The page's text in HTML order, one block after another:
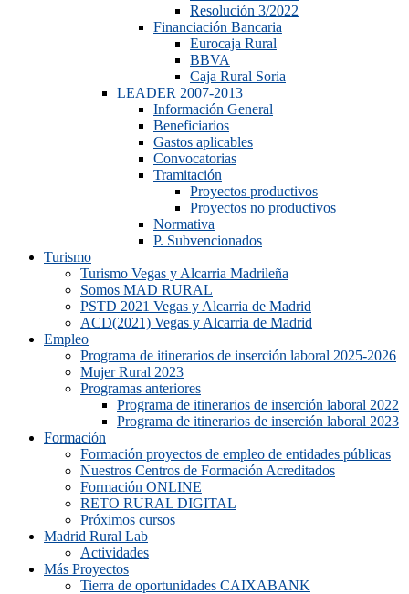
Resolución 3/2022
Financiación Bancaria
Eurocaja Rural
BBVA
Caja Rural Soria
LEADER 2007-2013
Información General
Beneficiarios
Gastos aplicables
Convocatorias
Tramitación
Proyectos productivos
Proyectos no productivos
Normativa
P. Subvencionados
Turismo
Turismo Vegas y Alcarria Madrileña
Somos MAD RURAL
PSTD 2021 Vegas y Alcarria de Madrid
ACD(2021) Vegas y Alcarria de Madrid
Empleo
Programa de itinerarios de inserción laboral 2025-2026
Mujer Rural 2023
Programas anteriores
Programa de itinerarios de inserción laboral 2022
Programa de itinerarios de inserción laboral 2023
Formación
Formación proyectos de empleo de entidades públicas
Nuestros Centros de Formación Acreditados
Formación ONLINE
RETO RURAL DIGITAL
Próximos cursos
Madrid Rural Lab
Actividades
Más Proyectos
Tierra de oportunidades CAIXABANK